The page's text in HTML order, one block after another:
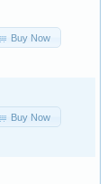
Buy Now
Buy Now